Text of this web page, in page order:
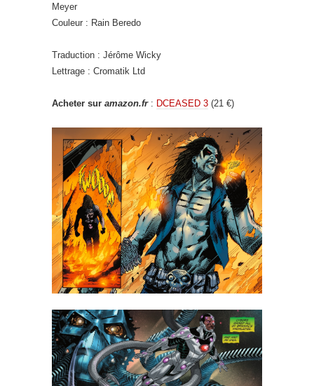
Meyer
Couleur : Rain Beredo
Traduction : Jérôme Wicky
Lettrage : Cromatik Ltd
Acheter sur amazon.fr: DCEASED 3 (21 €)